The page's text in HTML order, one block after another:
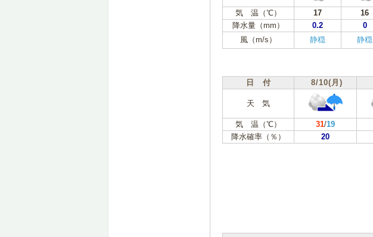
気 温（℃）
17 16
降水量（mm）
0.2 0
風（m/s）
静穏 静穏
日 付 8/10(月)
天 気
気 温（℃） 31/19
降水確率（％）
20